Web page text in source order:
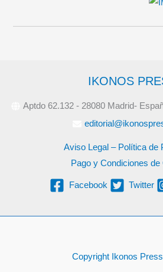
IKONOS
Aptdo 62.132 - 28080 Madrid-
Aviso Legal – Política de
Pago y Condiciones de
Facebook Twitter
Copyright Ikonos